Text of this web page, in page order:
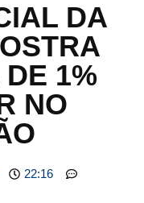
DA
1%
NO
22:16